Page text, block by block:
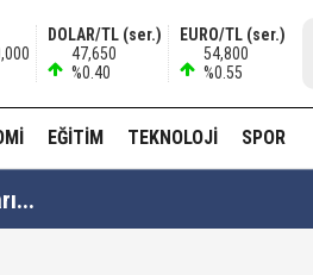
DOLAR/TL (ser.)
47,650
%0.40
EURO/TL (ser.)
54,800
%0.55
EĞITIM TEKNOLOJI SPOR